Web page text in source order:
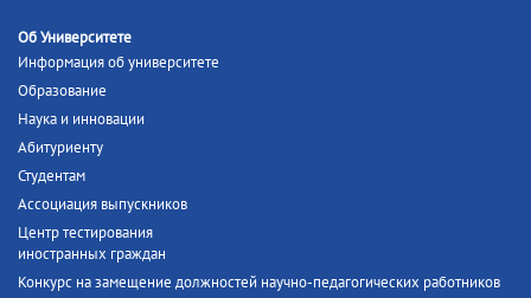
Об Университете
Информация об университете
Образование
Наука и инновации
Абитуриенту
Студентам
Ассоциация выпускников
Центр тестирования
иностранных граждан
Конкурс на замещение должностей научно-педагогических работников